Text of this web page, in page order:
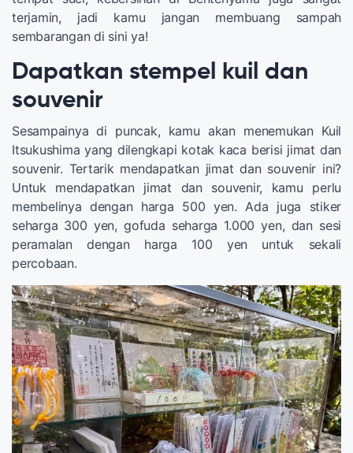
terjamin, jadi kamu jangan membuang sampah
sembarangan di sini ya!
Dapatkan stempel kuil dan
souvenir
Sesampainya di puncak, kamu akan menemukan Kuil
Itsukushima yang dilengkapi kotak kaca berisi jimat dan
souvenir. Tertarik mendapatkan jimat dan souvenir ini?
Untuk mendapatkan jimat dan souvenir, kamu perlu
membelinya dengan harga 500 yen. Ada juga stiker
seharga 300 yen, gofuda seharga 1.000 yen, dan sesi
peramalan dengan harga 100 yen untuk sekali
percobaan.